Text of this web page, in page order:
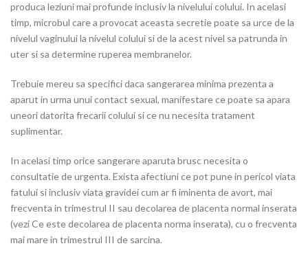
produca leziuni mai profunde inclusiv la nivelului colului. In acelasi
timp, microbul care a provocat aceasta secretie poate sa urce de la
nivelul vaginului la nivelul colului si de la acest nivel sa patrunda in
uter si sa determine ruperea membranelor.
Trebuie mereu sa specifici daca sangerarea minima prezenta a
aparut in urma unui contact sexual, manifestare ce poate sa apara
uneori datorita frecarii colului si ce nu necesita tratament
suplimentar.
In acelasi timp orice sangerare aparuta brusc necesita o
consultatie de urgenta. Exista afectiuni ce pot pune in pericol viata
fatului si inclusiv viata gravidei cum ar fi iminenta de avort, mai
frecventa in trimestrul II sau decolarea de placenta normal inserata
(vezi Ce este decolarea de placenta norma inserata), cu o frecventa
mai mare in trimestrul III de sarcina.